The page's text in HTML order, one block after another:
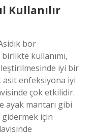
Kullanılır
bor
kullanımı,
iyi bir
enfeksiyona iyi
çok etkilidir.
ayak mantarı gibi
gidermek için